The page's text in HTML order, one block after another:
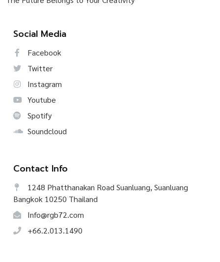
Social Media
Facebook
Twitter
Instagram
Youtube
Spotify
Soundcloud
Contact Info
1248 Phatthanakan Road Suanluang, Suanluang
Bangkok 10250 Thailand
Info@rgb72.com
+66.2.013.1490